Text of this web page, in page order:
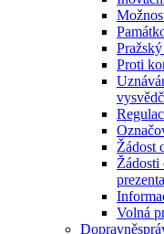
Proti
Žádost
Žádosti
Volná